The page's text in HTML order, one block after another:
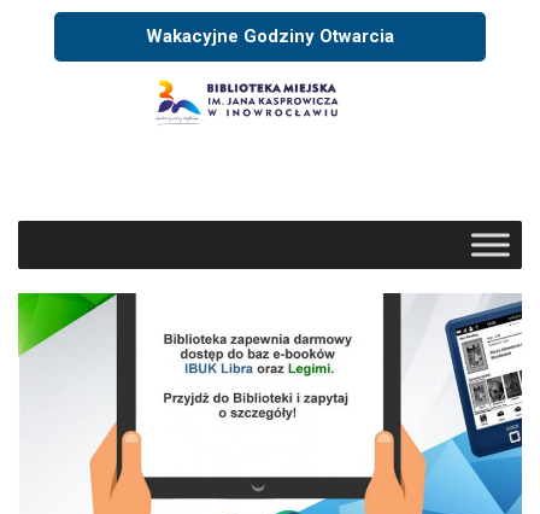
Wakacyjne Godziny Otwarcia